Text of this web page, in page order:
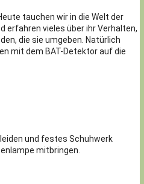
tauchen wir in die Welt der
erfahren vieles über ihr Verhalten,
die sie umgeben. Natürlich
mit dem BAT-Detektor auf die
und festes Schuhwerk
mitbringen.